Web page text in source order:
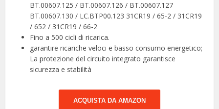
BT.00607.125 / BT.00607.126 / BT.00607.127
BT.00607.130 / LC.BTP00.123 31CR19 / 65-2 / 31CR19
/ 652 / 31CR19 / 66-2
Fino a 500 cicli di ricarica.
garantire ricariche veloci e basso consumo energetico;
La protezione del circuito integrato garantisce
sicurezza e stabilità
ACQUISTA DA AMAZON